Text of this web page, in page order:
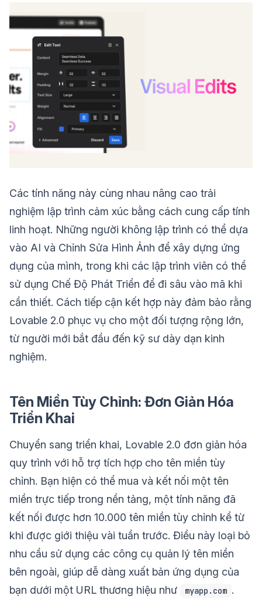
Các tính năng này cùng nhau nâng cao trải
nghiệm lập trình cảm xúc bằng cách cung cấp tính
linh hoạt. Những người không lập trình có thể dựa
vào AI và Chỉnh Sửa Hình Ảnh để xây dựng ứng
dụng của mình, trong khi các lập trình viên có thể
sử dụng Chế Độ Phát Triển để đi sâu vào mã khi
cần thiết. Cách tiếp cận kết hợp này đảm bảo rằng
Lovable 2.0 phục vụ cho một đối tượng rộng lớn,
từ người mới bắt đầu đến kỹ sư dày dạn kinh
nghiệm.
Tên Miền Tùy Chỉnh: Đơn Giản Hóa
Triển Khai
Chuyển sang triển khai, Lovable 2.0 đơn giản hóa
quy trình với hỗ trợ tích hợp cho tên miền tùy
chỉnh. Bạn hiện có thể mua và kết nối một tên
miền trực tiếp trong nền tảng, một tính năng đã
kết nối được hơn 10.000 tên miền tùy chỉnh kể từ
khi được giới thiệu vài tuần trước. Điều này loại bỏ
nhu cầu sử dụng các công cụ quản lý tên miền
bên ngoài, giúp dễ dàng xuất bản ứng dụng của
bạn dưới một URL thương hiệu như
myapp.com .